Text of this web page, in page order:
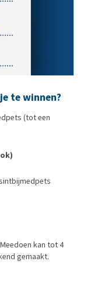
te winnen?
(tot een
kan tot 4
gemaakt.